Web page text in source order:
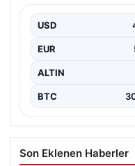
USD
EUR
ALTIN
BTC
Son Eklenen Haberler